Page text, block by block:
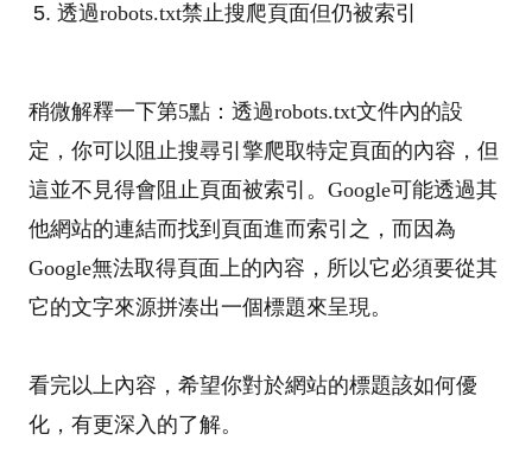
透過robots.txt禁止搜爬頁面但仍被索引
稍微解釋一下第5點：透過robots.txt文件內的設
定，你可以阻止搜尋引擎爬取特定頁面的內容，但
這並不見得會阻止頁面被索引。Google可能透過其
他網站的連結而找到頁面進而索引之，而因為
Google無法取得頁面上的內容，所以它必須要從其
它的文字來源拼湊出一個標題來呈現。
看完以上內容，希望你對於網站的標題該如何優
化，有更深入的了解。